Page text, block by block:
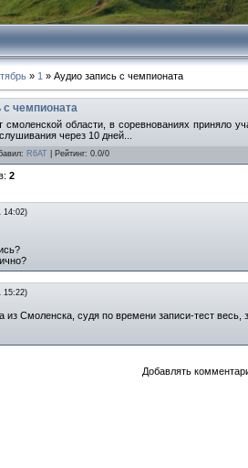
» 1 » Аудио запись с чемпионата
чемпионата
области, в соревнованиях приняло
через 10 дней...
: R6AT Рейтинг: 0.0/0
: 2
14:02)
15:22)
из Смоленска, судя по времени записи-тест весь,
Добавлять